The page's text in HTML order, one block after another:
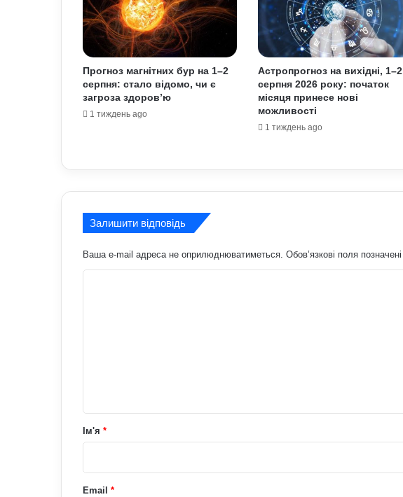
Прогноз магнітних бур на 1–2
серпня: стало відомо, чи є
загроза здоров’ю
1 тиждень ago
Астропрогноз на вихідні, 1–2
серпня 2026 року: початок
місяця принесе нові
можливості
1 тиждень ago
Залишити відповідь
Ваша e-mail адреса не оприлюднюватиметься. Обов’язкові поля позначені
рІм'я *
Email *